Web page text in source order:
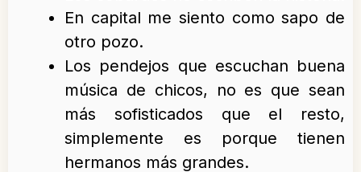
En capital me siento como sapo de
otro pozo.
Los pendejos que escuchan buena
música de chicos, no es que sean
más sofisticados que el resto,
simplemente es porque tienen
hermanos más grandes.